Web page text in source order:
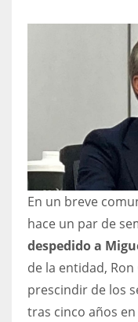
24
IND
34
MIN
6
En un breve
hace un par de
despedido a
de la entidad,
prescindir de los
tras cinco años